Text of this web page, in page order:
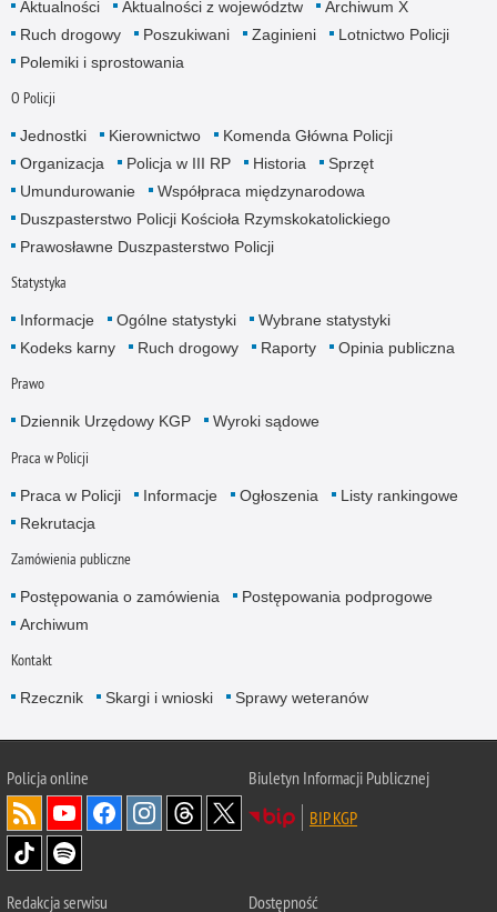
Aktualności Aktualności z województw
Archiwum X
Ruch drogowy
Poszukiwani Zaginieni
Lotnictwo Policji
Polemiki i sprostowania
O Policji
Jednostki Kierownictwo
Komenda Główna Policji
Organizacja
Policja w III RP Historia
Sprzęt
Umundurowanie
Współpraca międzynarodowa
Duszpasterstwo Policji Kościoła Rzymskokatolickiego
Prawosławne Duszpasterstwo Policji
Statystyka
Informacje Ogólne statystyki
Wybrane statystyki
Kodeks karny
Ruch drogowy Raporty Opinia publiczna
Prawo
Dziennik Urzędowy KGP Wyroki sądowe
Praca w Policji
Praca w Policji Informacje Ogłoszenia
Listy rankingowe
Rekrutacja
Zamówienia publiczne
Postępowania o zamówienia
Postępowania podprogowe
Archiwum
Kontakt
Rzecznik Skargi i wnioski Sprawy weteranów
Policjaonline
Biuletyn Informacji Publicznej
BIP KGP
Redakcja serwisu Dostępność